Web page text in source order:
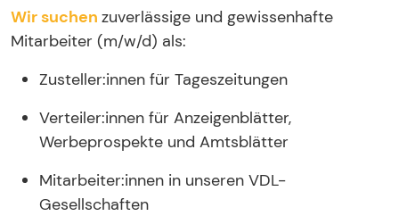
Wir suchen zuverlässige und gewissenhafte
Mitarbeiter (m/w/d) als:
Zusteller:innen für Tageszeitungen
Verteiler:innen für Anzeigenblätter,
Werbeprospekte und Amtsblätter
Mitarbeiter:innen in unseren VDL-
Gesellschaften